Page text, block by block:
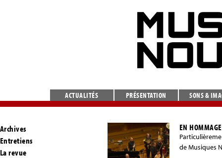
ACTUALITÉS PRÉSENTATION SONS &
Archives
Entretiens
La revue
EN
de Musiques